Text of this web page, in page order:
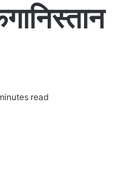
read